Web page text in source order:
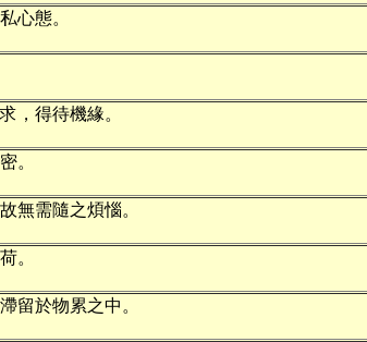
心態。
，得待機緣。
。
無需隨之煩惱。
。
留於物累之中。